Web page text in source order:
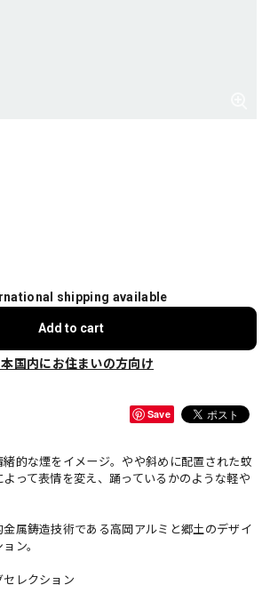
shipping available
Add to cart
本国内にお住まいの方向け
Save
的な煙をイメージ。やや斜めに配置された蚊
って表情を変え、踊っているかのような軽や
属鋳造技術である高岡アルミと郷土のデザイ
ン。
レクション